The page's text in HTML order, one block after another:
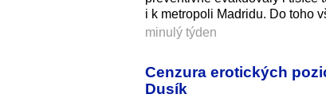
i k metropoli Madridu. Do toho
minulý týden
Cenzura erotických
Dusík